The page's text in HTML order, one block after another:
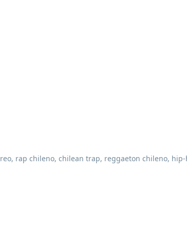
rap chileno, chilean trap, reggaeton chileno,